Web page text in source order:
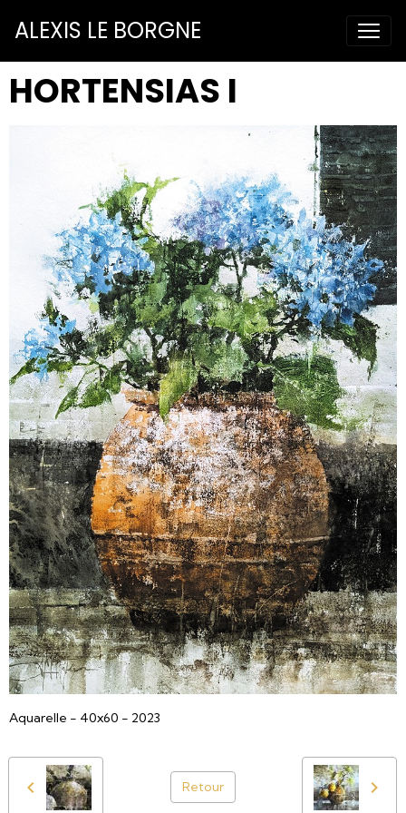
ALEXIS LE BORGNE
HORTENSIAS I
Aquarelle - 40x60 - 2023
Retour